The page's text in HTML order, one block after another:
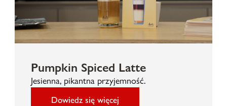
Pumpkin Spiced Latte
Jesienna, pikantna przyjemność.
Dowiedz się więcej